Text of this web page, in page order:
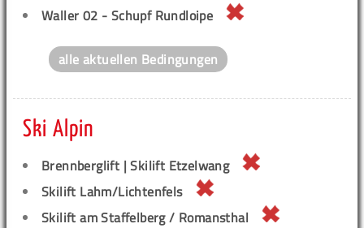
Waller 02 - Schupf Rundloipe
alle aktuellen Bedingungen
Ski Alpin
Brennberglift | Skilift Etzelwang
Skilift Lahm/Lichtenfels
Skilift am Staffelberg / Romansthal